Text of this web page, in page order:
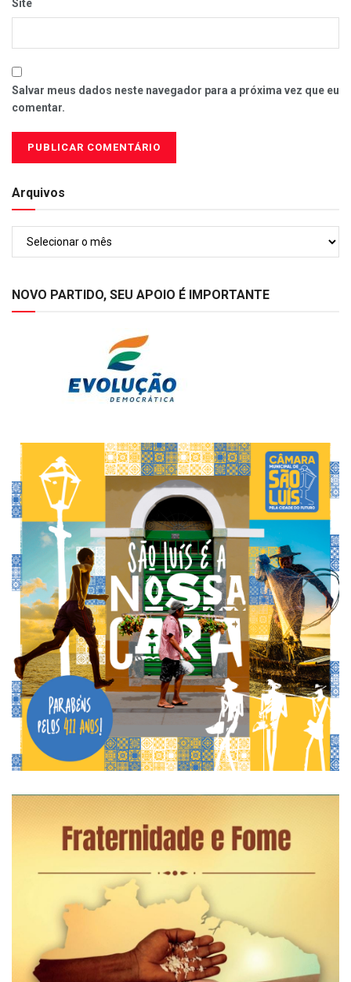
Site
Salvar meus dados neste navegador para a próxima vez que eu
comentar.
Arquivos
NOVO PARTIDO, SEU APOIO É IMPORTANTE